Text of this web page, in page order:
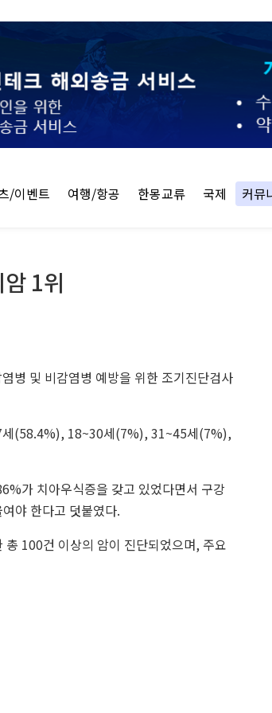
/이벤트 여행/항공 한몽교류 국제 커뮤
1위
병 및 비감염병 예방을 위한 조기진단검사
세(58.4%), 18~30세(7%), 31~45세(7%),
가 치아우식증을 갖고 있었다면서 구강
야 한다고 덧붙였다.
100건 이상의 암이 진단되었으며, 주요